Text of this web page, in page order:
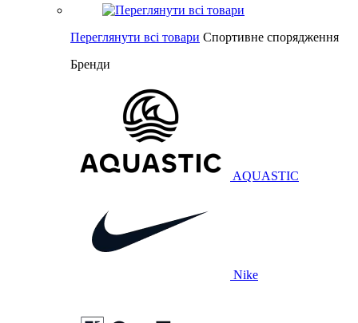
Переглянути всі товари Спортивне спорядження
Бренди
AQUASTIC
Nike